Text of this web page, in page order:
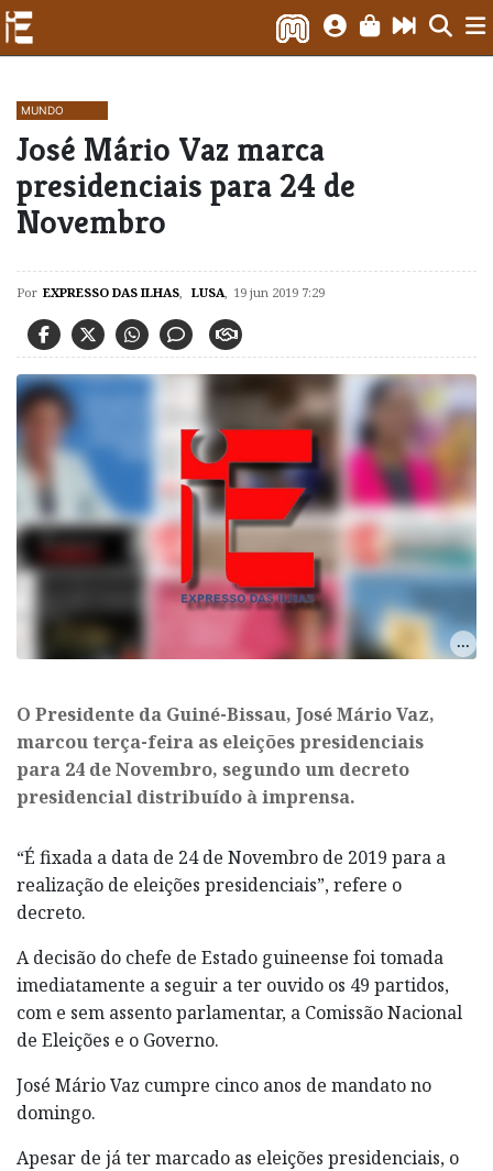
MUNDO
José Mário Vaz marca
presidenciais para 24 de
Novembro
Por EXPRESSO DAS ILHAS, LUSA, 19 jun 2019 7:29
​O Presidente da Guiné-Bissau, José Mário Vaz,
marcou terça-feira as eleições presidenciais
para 24 de Novembro, segundo um decreto
presidencial distribuído à imprensa.
“É fixada a data de 24 de Novembro de 2019 para a
realização de eleições presidenciais”, refere o
decreto.
A decisão do chefe de Estado guineense foi tomada
imediatamente a seguir a ter ouvido os 49 partidos,
com e sem assento parlamentar, a Comissão Nacional
de Eleições e o Governo.
José Mário Vaz cumpre cinco anos de mandato no
domingo.
Apesar de já ter marcado as eleições presidenciais, o